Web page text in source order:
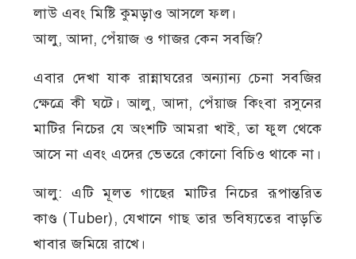
লাউ এবং মিষ্টি কুমড়াও আসলে ফল।
আলু, আদা, পেঁয়াজ ও গাজর কেন সবজি?
এবার দেখা যাক রান্নাঘরের অন্যান্য চেনা সবজির
ক্ষেত্রে কী ঘটে। আলু, আদা, পেঁয়াজ কিংবা রসুনের
মাটির নিচের যে অংশটি আমরা খাই, তা ফুল থেকে
আসে না এবং এদের ভেতরে কোনো বিচিও থাকে না।
আলু: এটি মূলত গাছের মাটির নিচের রূপান্তরিত
কাণ্ড (Tuber), যেখানে গাছ তার ভবিষ্যতের বাড়তি
খাবার জমিয়ে রাখে।